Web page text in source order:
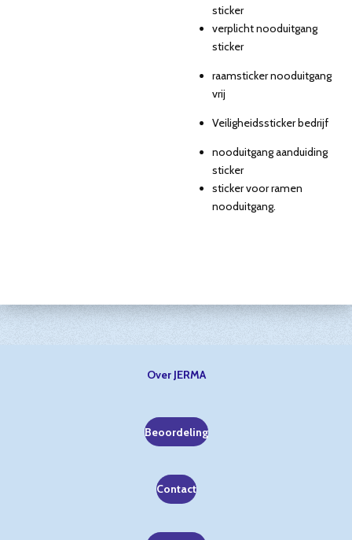
sticker
verplicht nooduitgang
sticker
raamsticker nooduitgang
vrij
Veiligheidssticker bedrijf
nooduitgang aanduiding
sticker
sticker voor ramen
nooduitgang.
Over JERMA
Beoordeling
Contact